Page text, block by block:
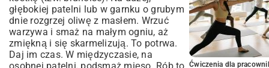
głębokiej patelni lub w garnku o grubym
dnie rozgrzej oliwę z masłem. Wrzuć
warzywa i smaż na małym ogniu, aż
zmiękną i się skarmelizują. To potrwa.
Daj im czas. W międzyczasie, na
Ćwiczenia dla